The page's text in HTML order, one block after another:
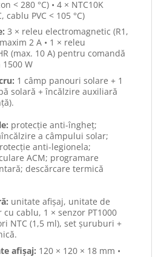
< 280 °C) • 4 × NTC10K
cablu PVC < 105 °C)
3 × releu electromagnetic (R1,
2 A • 1 × releu
(max. 10 A) pentru comandă
W
1 câmp panouri solare + 1
solară + încălzire auxiliară
protecție anti-îngheț;
a câmpului solar;
anti-legionela;
ACM; programare
descărcare termică
unitate afișaj, unitate de
cablu, 1 × senzor PT1000
NTC (1,5 ml), set șuruburi +
afișaj: 120 × 120 × 18 mm •